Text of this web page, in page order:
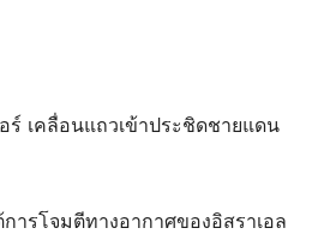
ร์ เคลื่อนแถวเข้าประชิดชายแดน
รโจมตีทางอากาศของอิสราเอล